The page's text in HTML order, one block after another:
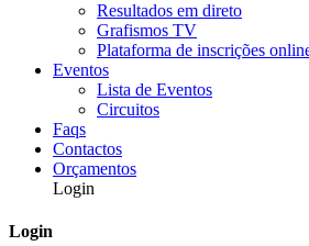
Resultados em direto
Grafismos TV
Plataforma de inscrições
Eventos
Lista de Eventos
Circuitos
Faqs
Contactos
Orçamentos
Login
Login